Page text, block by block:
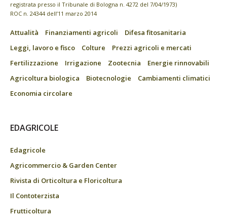
registrata presso il Tribunale di Bologna n. 4272 del 7/04/1973)
ROC n. 24344 dell’11 marzo 2014
Attualità Finanziamenti agricoli
Difesa fitosanitaria
Leggi, lavoro e fisco
Colture
Prezzi agricoli e mercati
Fertilizzazione
Irrigazione Zootecnia
Energie rinnovabili
Agricoltura biologica
Biotecnologie
Cambiamenti climatici
Economia circolare
EDAGRICOLE
Edagricole
Agricommercio & Garden Center
Rivista di Orticoltura e Floricoltura
Il Contoterzista
Frutticoltura